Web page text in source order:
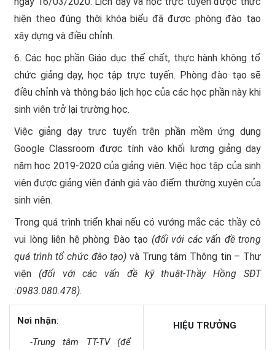
hiện theo đúng thời khóa biểu đã được phòng đào tạo
xây dựng và điều chỉnh.
6. Các học phần Giáo dục thể chất, thực hành không tổ
chức giảng dạy, học tập trực tuyến. Phòng đào tạo sẽ
điều chỉnh và thông báo lịch học của các học phần này khi
sinh viên trở lại trường học.
Việc giảng dạy trực tuyến trên phần mềm ứng dụng
Google Classroom được tính vào khối lượng giảng dạy
năm học 2019-2020 của giảng viên. Việc học tập của sinh
viên được giảng viên đánh giá vào điểm thường xuyên của
sinh viên.
Trong quá trình triển khai nếu có vướng mắc các thầy cô
vui lòng liên hệ phòng Đào tạo (đối với các vấn đề trong
quá trình tổ chức đào tạo) và Trung tâm Thông tin – Thư
viện (đối với các vấn đề kỹ thuật-Thầy Hồng SĐT
:0983.080.478).
Nơi nhận:
-Trung tâm TT-TV (để
HIỆU TRƯỞNG